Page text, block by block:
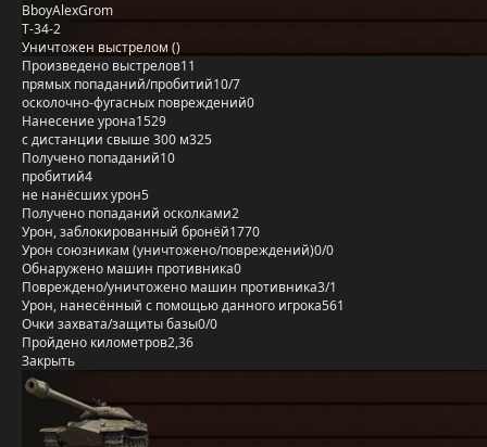
BboyAlexGrom
T-34-2
Уничтожен выстрелом ()
Произведено выстрелов11
прямых попаданий/пробитий10/7
осколочно-фугасных повреждений0
Нанесение урона1529
с дистанции свыше 300 м325
Получено попаданий10
пробитий4
не нанёсших урон5
Получено попаданий осколками2
Урон, заблокированный бронёй1770
Урон союзникам (уничтожено/повреждений)0/0
Обнаружено машин противника0
Повреждено/уничтожено машин противника3/1
Урон, нанесённый с помощью данного игрока561
Очки захвата/защиты базы0/0
Пройдено километров2,36
Закрыть